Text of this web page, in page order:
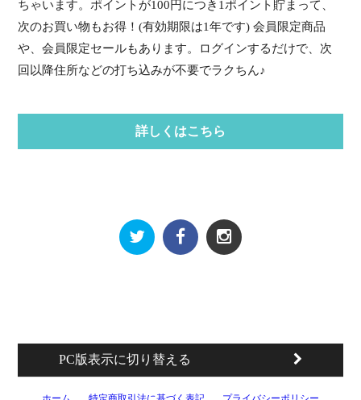
ちゃいます。ポイントが100円につき1ポイント貯まって、
次のお買い物もお得！(有効期限は1年です) 会員限定商品
や、会員限定セールもあります。ログインするだけで、次
回以降住所などの打ち込みが不要でラクちん♪
詳しくはこちら
PC版表示に切り替える